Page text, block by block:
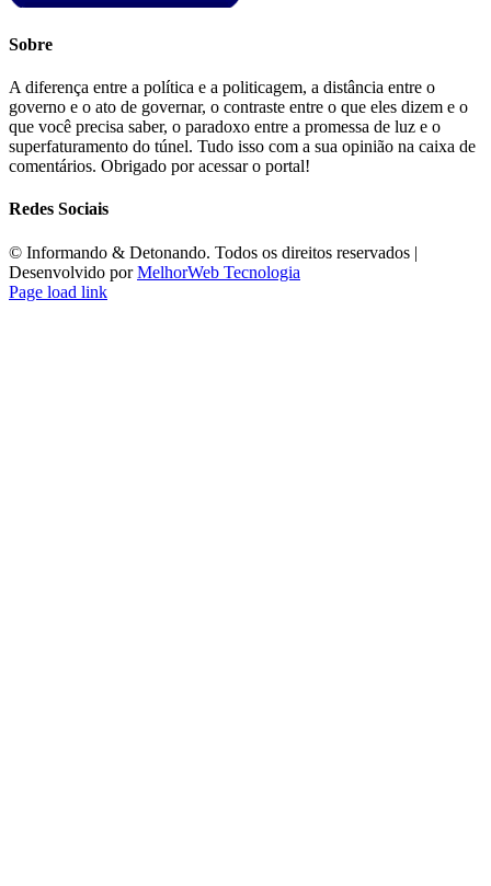
Sobre
A diferença entre a política e a politicagem, a distância entre o
governo e o ato de governar, o contraste entre o que eles dizem e o
que você precisa saber, o paradoxo entre a promessa de luz e o
superfaturamento do túnel. Tudo isso com a sua opinião na caixa de
comentários. Obrigado por acessar o portal!
Redes Sociais
©️ Informando & Detonando. Todos os direitos reservados |
Desenvolvido porMelhorWeb Tecnologia
Page load link